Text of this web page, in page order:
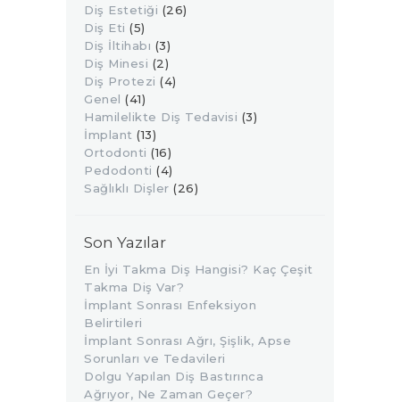
Diş Estetiği (26)
Diş Eti (5)
Diş İltihabı (3)
Diş Minesi (2)
Diş Protezi (4)
Genel (41)
Hamilelikte Diş Tedavisi (3)
İmplant (13)
Ortodonti (16)
Pedodonti (4)
Sağlıklı Dişler (26)
Son Yazılar
En İyi Takma Diş Hangisi? Kaç Çeşit
Takma Diş Var?
İmplant Sonrası Enfeksiyon
Belirtileri
İmplant Sonrası Ağrı, Şişlik, Apse
Sorunları ve Tedavileri
Dolgu Yapılan Diş Bastırınca
Ağrıyor, Ne Zaman Geçer?